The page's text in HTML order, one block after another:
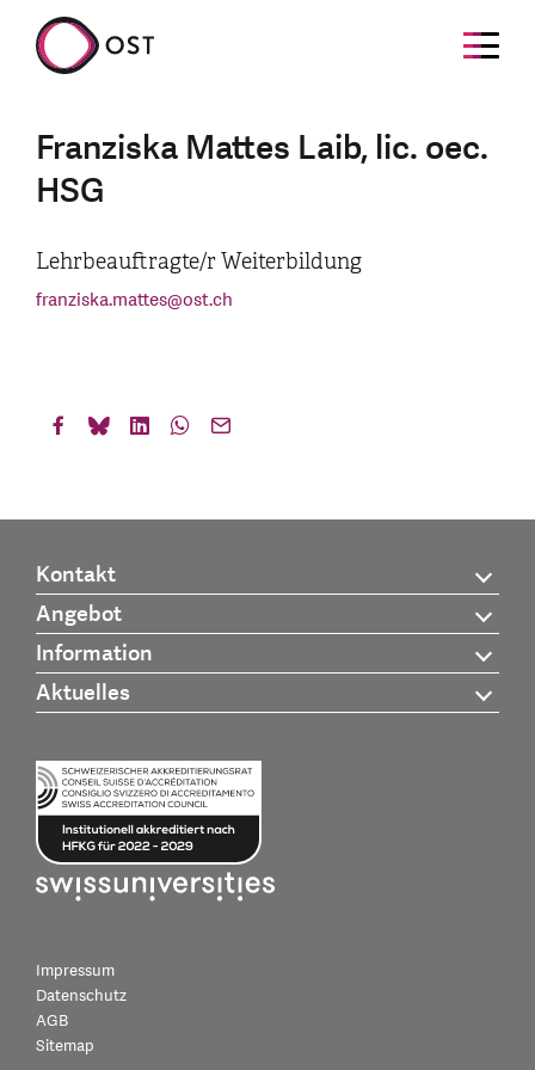
Franziska Mattes Laib, lic. oec.
HSG
Lehrbeauftragte/r Weiterbildung
franziska.mattes@ost.ch
Kontakt
Angebot
Information
Aktuelles
Impressum
Datenschutz
AGB
Sitemap